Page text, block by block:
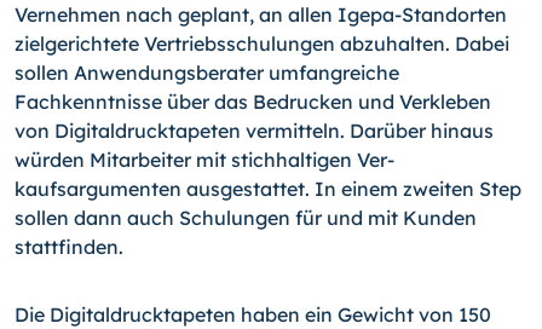
Vernehmen nach geplant, an allen Igepa-Standorten
zielgerichtete Vertriebsschulungen abzuhalten. Dabei
sollen Anwendungs­berater umfangreiche
Fachkenntnisse über das Bedrucken und Verkleben
von Digital­drucktapeten vermitteln. Darüber hinaus
würden Mitarbeiter mit stichhaltigen Ver­
kaufsargumenten ausgestattet. In einem zweiten Step
sollen dann auch Schulungen für und mit Kunden
stattfinden.
Die Digitaldrucktapeten haben ein Gewicht von 150